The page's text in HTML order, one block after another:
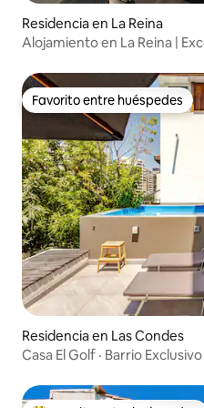
Residencia en La Reina
Alojamiento en La Reina |
Favorito entre huéspedes
Favorito entre huéspedes
Residencia en Las Condes
Casa El Golf · Barrio